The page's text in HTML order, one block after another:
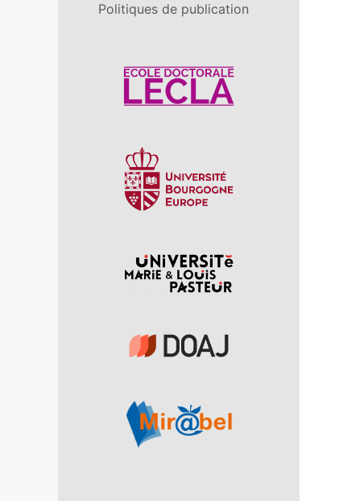
Politiques de publication
Affiliations/partenaires